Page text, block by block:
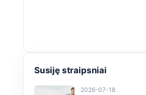
Susiję straipsniai
2026-07-18